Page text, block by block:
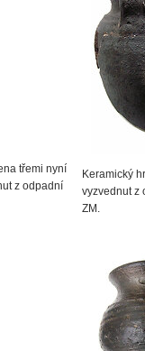
třemi nyní
z odpadní
Keramický
vyzvednut z
ZM.